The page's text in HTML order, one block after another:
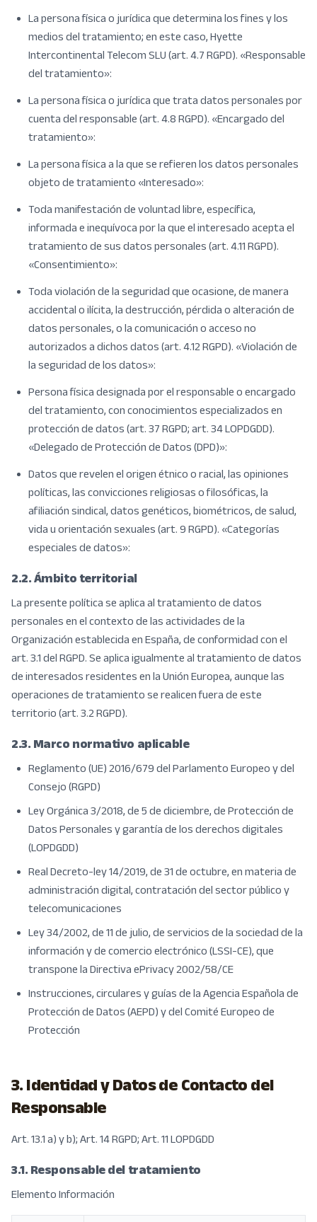
La persona física o jurídica que determina los fines y los
medios del tratamiento; en este caso, Hyette
Intercontinental Telecom SLU (art. 4.7 RGPD). «Responsable
del tratamiento»:
La persona física o jurídica que trata datos personales por
cuenta del responsable (art. 4.8 RGPD). «Encargado del
tratamiento»:
La persona física a la que se refieren los datos personales
objeto de tratamiento «Interesado»:
Toda manifestación de voluntad libre, específica,
informada e inequívoca por la que el interesado acepta el
tratamiento de sus datos personales (art. 4.11 RGPD).
«Consentimiento»:
Toda violación de la seguridad que ocasione, de manera
accidental o ilícita, la destrucción, pérdida o alteración de
datos personales, o la comunicación o acceso no
autorizados a dichos datos (art. 4.12 RGPD). «Violación de
la seguridad de los datos»:
Persona física designada por el responsable o encargado
del tratamiento, con conocimientos especializados en
protección de datos (art. 37 RGPD; art. 34 LOPDGDD).
«Delegado de Protección de Datos (DPD)»:
Datos que revelen el origen étnico o racial, las opiniones
políticas, las convicciones religiosas o filosóficas, la
afiliación sindical, datos genéticos, biométricos, de salud,
vida u orientación sexuales (art. 9 RGPD). «Categorías
especiales de datos»:
2.2. Ámbito territorial
La presente política se aplica al tratamiento de datos
personales en el contexto de las actividades de la
Organización establecida en España, de conformidad con el
art. 3.1 del RGPD. Se aplica igualmente al tratamiento de datos
de interesados residentes en la Unión Europea, aunque las
operaciones de tratamiento se realicen fuera de este
territorio (art. 3.2 RGPD).
2.3. Marco normativo aplicable
Reglamento (UE) 2016/679 del Parlamento Europeo y del
Consejo (RGPD)
Ley Orgánica 3/2018, de 5 de diciembre, de Protección de
Datos Personales y garantía de los derechos digitales
(LOPDGDD)
Real Decreto-ley 14/2019, de 31 de octubre, en materia de
administración digital, contratación del sector público y
telecomunicaciones
Ley 34/2002, de 11 de julio, de servicios de la sociedad de la
información y de comercio electrónico (LSSI-CE), que
transpone la Directiva ePrivacy 2002/58/CE
Instrucciones, circulares y guías de la Agencia Española de
Protección de Datos (AEPD) y del Comité Europeo de
Protección
3. Identidad y Datos de Contacto del
Responsable
Art. 13.1 a) y b); Art. 14 RGPD; Art. 11 LOPDGDD
3.1. Responsable del tratamiento
Elemento Información